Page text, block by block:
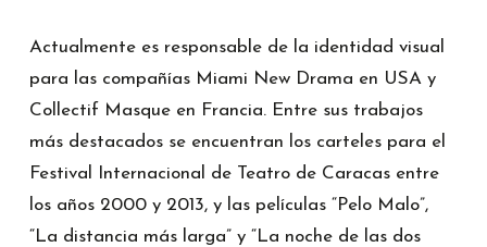
Actualmente es responsable de la identidad visual
para las compañías Miami New Drama en USA y
Collectif Masque en Francia. Entre sus trabajos
más destacados se encuentran los carteles para el
Festival Internacional de Teatro de Caracas entre
los años 2000 y 2013, y las películas “Pelo Malo”,
“La distancia más larga” y “La noche de las dos